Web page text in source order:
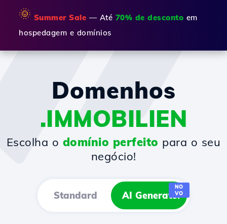
🌞 Summer Sale — Até 70% de desconto em
hospedagem e domínios
Domenhos
.IMMOBILIEN
Escolha o domínio perfeito para o seu
negócio!
Standard AI Generator
NO
VO